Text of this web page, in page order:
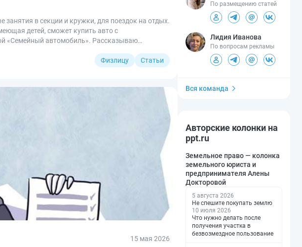
в секции и кружки, для поездок на отдых.
детей, сможет купить авто с
«Семейный автомобиль». Рассказываю
Физлицу
Статьи
15 мая 2026
По размещению статей
Лидия Иванова
По вопросам рекламы
Вся команда
Авторские колонки на
ppt.ru
Земельное право — колонка
земельного юриста и
предпринимателя Алены
Докторовой
5 августа 2026
Не спешите покупать землю
10 июля 2026
Что нужно делать после
получения участка в
безвозмездное пользование